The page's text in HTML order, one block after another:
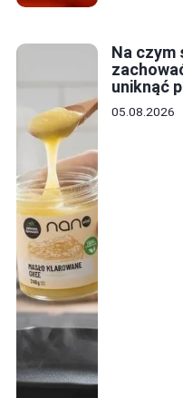
Na czym
uniknąć
05.08.2026